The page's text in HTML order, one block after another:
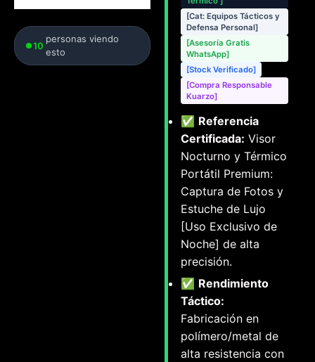
10
personas viendo
esto
[Cat: Equipos Tácticos y
Defensa Personal]
[Asesoría Gratis
WhatsApp]
[Stock Verificado]
[Compra Responsable
Kuarzo]
✅ Referencia
Certificada: Visor
Nocturno y Térmico
Portátil Premium:
Captura de Fotos y
Estuche de Lujo
[Uso Exclusivo de
Noche] de alta
precisión.
✅ Rendimiento
Táctico:
Fabricación en
polímero/metal de
alta resistencia con